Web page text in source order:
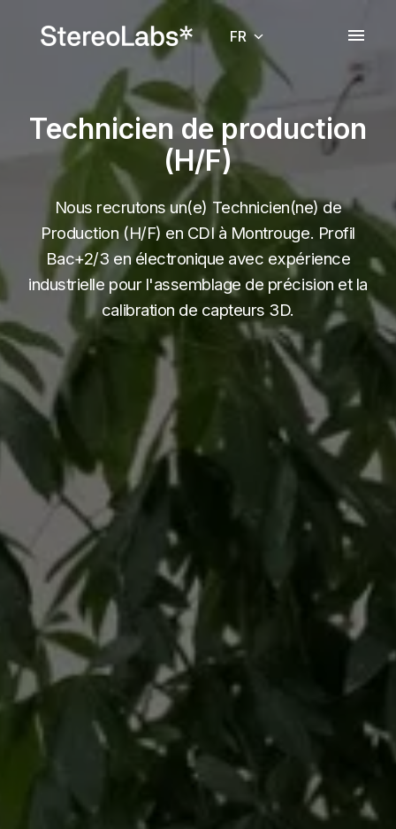
Page d'accueil FR
Technicien de production
(H/F)
Nous recrutons un(e) Technicien(ne) de
Production (H/F) en CDI à Montrouge. Profil
Bac+2/3 en électronique avec expérience
industrielle pour l'assemblage de précision et la
calibration de capteurs 3D.